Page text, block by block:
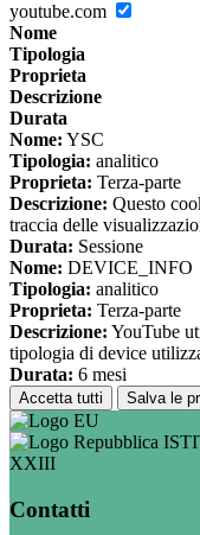
youtube.com
Nome
Tipologia
Proprieta
Descrizione
Durata
Nome: YSC
Tipologia: analitico
Proprieta: Terza-parte
Descrizione: Questo
traccia delle
Durata: Sessione
Nome: DEVICE_INFO
Tipologia: analitico
Proprieta: Terza-parte
Descrizione: YouTube
tipologia di device
Durata: 6 mesi
Accetta tutti Salva le
XXIII
Contatti